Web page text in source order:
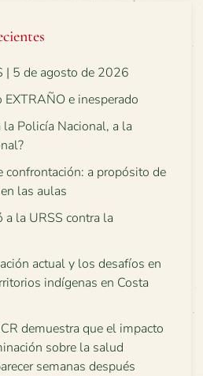
| 5 de agosto de 2026
e inesperado
Policía Nacional, a la
confrontación: a propósito de
las aulas
a la URSS contra la
actual y los desafíos en
indígenas en Costa
demuestra que el impacto
sobre la salud
semanas después